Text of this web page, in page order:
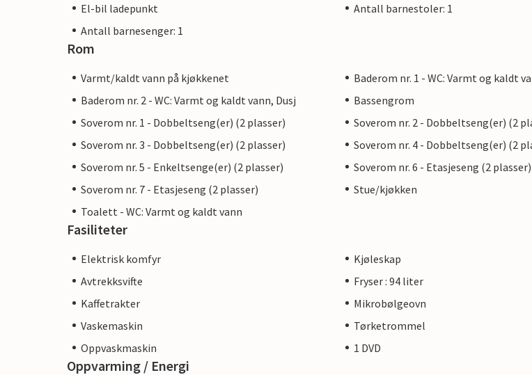
El-bil ladepunkt
Antall barnestoler: 1
Antall barnesenger: 1
Rom
Varmt/kaldt vann på kjøkkenet
Baderom nr. 1 - WC: Varmt og kaldt
Baderom nr. 2 - WC: Varmt og kaldt vann, Dusj
Bassengrom
Soverom nr. 1 - Dobbeltseng(er) (2 plasser)
Soverom nr. 2 - Dobbeltseng(er) (2
Soverom nr. 3 - Dobbeltseng(er) (2 plasser)
Soverom nr. 4 - Dobbeltseng(er) (2
Soverom nr. 5 - Enkeltsenge(er) (2 plasser)
Soverom nr. 6 - Etasjeseng (2 plasser)
Soverom nr. 7 - Etasjeseng (2 plasser)
Stue/kjøkken
Toalett - WC: Varmt og kaldt vann
Fasiliteter
Elektrisk komfyr
Kjøleskap
Avtrekksvifte
Fryser : 94 liter
Kaffetrakter
Mikrobølgeovn
Vaskemaskin
Tørketrommel
Oppvaskmaskin
1 DVD
Oppvarming / Energi